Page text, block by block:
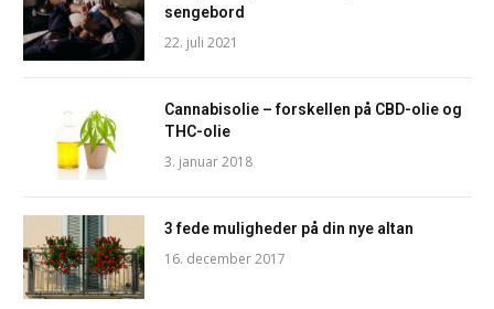
sengebord
22. juli 2021
Cannabisolie – forskellen på CBD-olie og
THC-olie
3. januar 2018
3 fede muligheder på din nye altan
16. december 2017